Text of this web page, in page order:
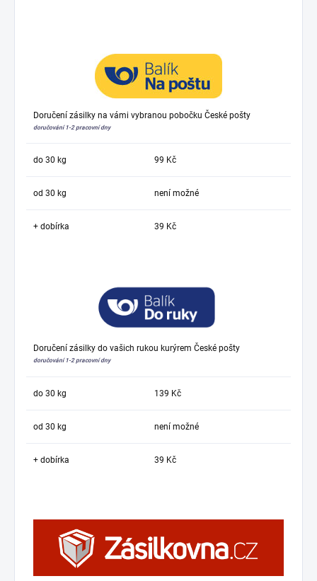
Doručení zásilky na vámi vybranou pobočku České pošty
doručování 1-2 pracovní dny
do 30 kg 99 Kč
od 30 kg není možné
+ dobírka 39 Kč
Doručení zásilky do vašich rukou kurýrem České pošty
doručování 1-2 pracovní dny
do 30 kg 139 Kč
od 30 kg není možné
+ dobírka 39 Kč